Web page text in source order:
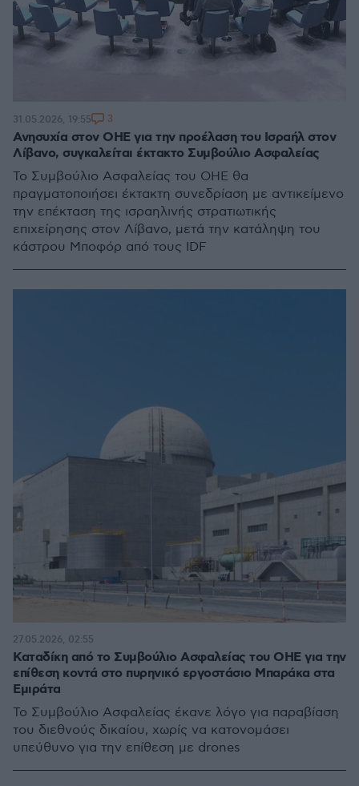
Ανησυχία στον ΟΗΕ για την προέλαση του Ισραήλ στον
Λίβανο, συγκαλείται έκτακτο Συμβούλιο Ασφαλείας
Το Συμβούλιο Ασφαλείας του ΟΗΕ θα
πραγματοποιήσει έκτακτη συνεδρίαση με αντικείμενο
την επέκταση της ισραηλινής στρατιωτικής
επιχείρησης στον Λίβανο, μετά την κατάληψη του
κάστρου Μποφόρ από τους IDF
31.05.2026, 19:55 3
Καταδίκη από το Συμβούλιο Ασφαλείας του ΟΗΕ για την
επίθεση κοντά στο πυρηνικό εργοστάσιο Μπαράκα στα
Εμιράτα
Το Συμβούλιο Ασφαλείας έκανε λόγο για παραβίαση
του διεθνούς δικαίου, χωρίς να κατονομάσει
υπεύθυνο για την επίθεση με drones
27.05.2026, 02:55